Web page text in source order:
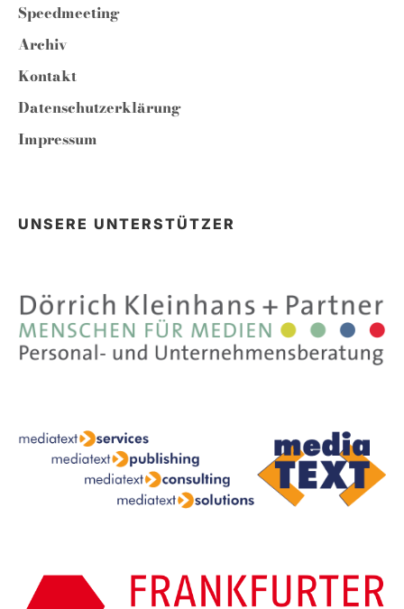
Speedmeeting
Archiv
Kontakt
Datenschutzerklärung
Impressum
UNSERE UNTERSTÜTZER